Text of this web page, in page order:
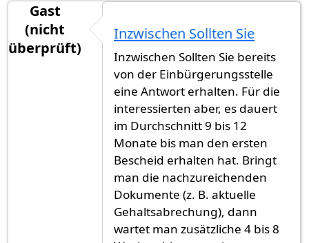
Gast
(nicht
überprüft)
Inzwischen Sollten Sie
Inzwischen Sollten Sie bereits
von der Einbürgerungsstelle
eine Antwort erhalten. Für die
interessierten aber, es dauert
im Durchschnitt 9 bis 12
Monate bis man den ersten
Bescheid erhalten hat. Bringt
man die nachzureichenden
Dokumente (z. B. aktuelle
Gehaltsabrechung), dann
wartet man zusätzliche 4 bis 8